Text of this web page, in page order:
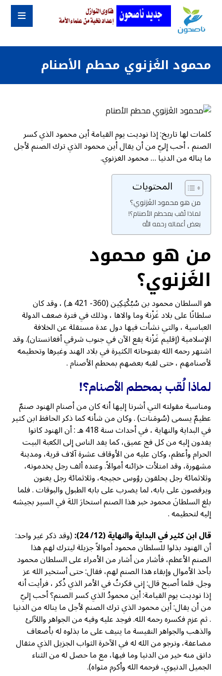
محمود الغَزنوي محطم الأصنام
كلمات لها تاريخ: إذا نوديت يوم القيامة أين محمود الذي كسر
الصنم ، أحب إليّ من أن يقال أين محمود الذي ترك الصنم لأجل
ما يناله من الدنيا … محمود الغزنوي.
المحتويات
من هو محمود الغَزنوي؟
لماذا لُقب بمحطم الأصنام؟!
بعض أعماله رحمه الله
من هو محمود
الغَزنوي؟
هو السلطان محمود بن سُبُكْتِكِين (360- 421 هـ) ، وقد كان
سلطانًا على بلاد غَزْنة وما والاها ، وذلك في فترة ضعف الدولة
العباسية ، والتي نشأت فيها دول عدة مستقلة عن الخلافة
الإسلامية (إقليم غَزْنة يقع الآن في جنوب شرقي أفغانستان). وقد
اشتهر رحمه الله بفتوحاته الكثيرة في بلاد الهند وغيرها وتحطيمه
لأصنامهم ، حتى لقبه بعضهم بمحطم الأصنام .
لماذا لُقب بمحطم الأصنام؟!
ومناسبة مقولته التي أشرنا إليها أنه كان من أصنام الهنود صنمٌ
عظيمٌ يسمى (سُومَنات) . وكان من شأنه كما ذكر الحافظ ابن كثير
في البداية والنهاية ، في أحداث سنة 418 هـ : أن الهنود كانوا
يفدون إليه من كل فج عميق، كما يفد الناس إلى الكعبة البيت
الحرام وأعظم، وكان عليه من الأوقاف عشرة آلاف قرية، ومدينة
مشهورة، وقد امتلأت خزائنه أموالاً. وعنده ألف رجل يخدمونه،
وثلاثمائة رجل يحلقون رؤوس حجيجه، وثلاثمائة رجل يغنون
ويرقصون على بابه، لما يضرب على بابه الطبول والبوقات . فلما
بلغ السلطانَ محمود خبر هذا الصنم استخارَ اللهَ في السير بجيشه
إليه لتحطيمه ‏.‏
قال ابن كثير في البداية والنهاية (12/ 24):
(وقد ذكر غير واحد‏:‏
أن الهنود بذلوا للسلطان محمود أموالاً جزيلة ليترك لهم هذا
الصنم الأعظم، فأشار من أشار من الأمراء على السلطان محمود
بأخذ الأموال وإبقاء هذا الصنم لهم، فقال‏:‏ حتى أستخير الله عز
وجل‏.‏ فلما أصبح قال‏:‏ إني فكرتُ في الأمر الذي ذُكر ، فرأيت أنه
إذا نوديت يوم القيامة‏:‏ أين محمودُ الذي كسر الصنم؟‏ أحب إليّ
من أن يقال: أين محمود الذي ترك الصنم لأجل ما يناله من الدنيا
. ثم عزم فكسره رحمه الله‏.‏ فوجد عليه وفيه من الجواهر واللآلئ
والذهب والجواهر النفيسة ما ينيف على ما بذلوه له بأضعاف
مضاعفة، ونرجو من الله له في الآخرة الثواب الجزيل الذي مثقال
دانق منه خير من الدنيا وما فيها، مع ما حصل له من الثناء
الجميل الدنيوي، فرحمه الله وأكرم مثواه‏).